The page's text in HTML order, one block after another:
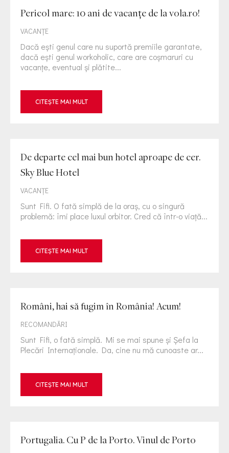
Pericol mare: 10 ani de vacanţe de la vola.ro!
VACANȚE
Dacă ești genul care nu suportă premiile garantate,
dacă ești genul workoholic, care are coșmaruri cu
vacanțe, eventual și plătite...
CITEȘTE MAI MULT
De departe cel mai bun hotel aproape de cer.
Sky Blue Hotel
VACANȚE
Sunt Fifi. O fată simplă de la oraş, cu o singură
problemă: îmi place luxul orbitor. Cred că într-o viaţă...
CITEȘTE MAI MULT
Români, hai să fugim în România! Acum!
RECOMANDĂRI
Sunt Fifi, o fată simplă. Mi se mai spune și Șefa la
Plecări Internaționale. Da, cine nu mă cunoaste ar...
CITEȘTE MAI MULT
Portugalia. Cu P de la Porto. Vinul de Porto